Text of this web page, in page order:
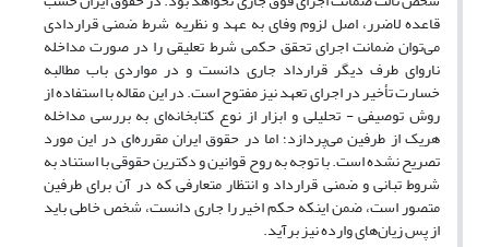
قاعده لاضرر، اصل لزوم وفای به عهد و نظریه شرط ضمنی قراردادی
می‌توان ضمانت اجرای تحقق حکمی شرط تعلیقی را در صورت مداخله
ناروای طرف دیگر قرارداد جاری دانست و در مواردی باب مطالبه
خسارت تأخیر در اجرای تعهد نیز مفتوح است. در این مقاله با استفاده از
روش توصیفی - تحلیلی و ابزار از نوع کتابخانه‌ای به بررسی مداخله
هریک از طرفین می‌پردازد؛ اما در حقوق ایران مقرره‌ای در این مورد
تصریح نشده است. با توجه‌ به روح قوانین و دکترین حقوقی با استناد به
شروط تبانی و ضمنی قرارداد و انتظار متعارفی که در آن برای طرفین
متصور است، ضمن اینکه حکم اخیر را جاری دانست، شخص خاطی باید
از پس زیان‌های وارده نیز برآید.